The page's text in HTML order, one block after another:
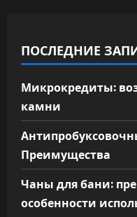
ПОСЛЕДНИЕ
Микрокредиты:
камни
Преимущества
Чаны для бани:
особенности